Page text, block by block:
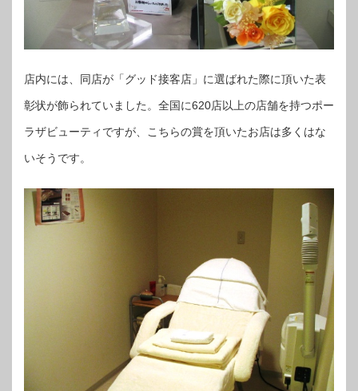
店内には、同店が「グッド接客店」に選ばれた際に頂いた表
彰状が飾られていました。全国に620店以上の店舗を持つポー
ラザビューティですが、こちらの賞を頂いたお店は多くはな
いそうです。